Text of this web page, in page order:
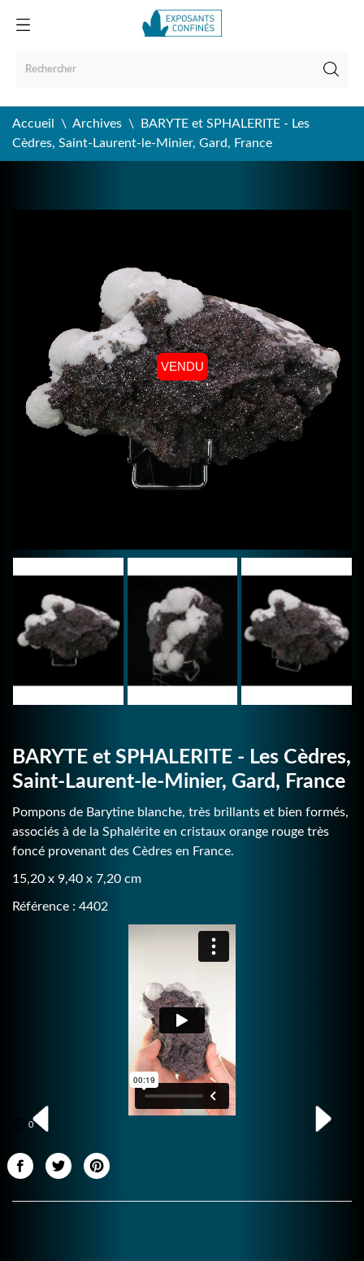
Accueil Archives
BARYTE et SPHALERITE - Les
Cèdres, Saint-Laurent-le-Minier, Gard, France
VENDU
BARYTE et SPHALERITE - Les Cèdres,
Saint-Laurent-le-Minier, Gard, France
Pompons de Barytine blanche, très brillants et bien formés,
associés à de la Sphalérite en cristaux orange rouge très
foncé provenant des Cèdres en France.
15,20 x 9,40 x 7,20 cm
Référence : 4402
0